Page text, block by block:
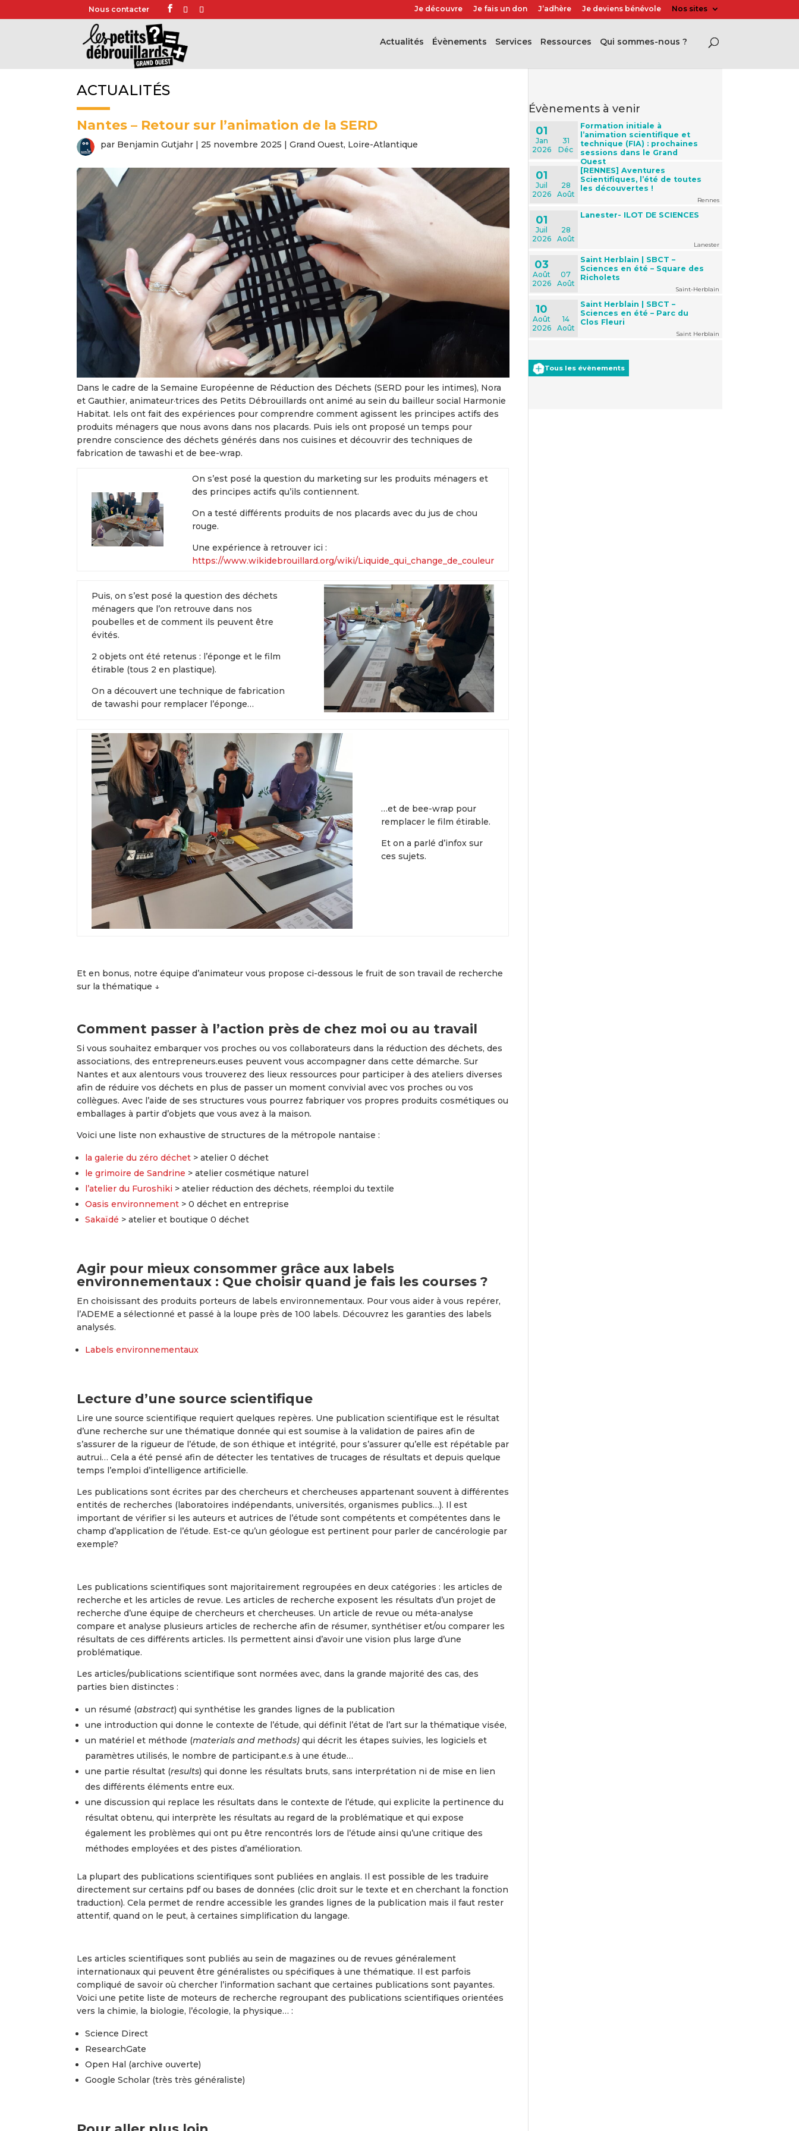
Nous contacter Je découvre Je fais un don J’adhère Je deviens bénévole Nos sites
Actualités évènements Services Ressources Qui sommes-nous ?
ACTUALITÉS
Nantes – Retour sur l’animation de la SERD
par Benjamin Gutjahr | 25 novembre 2025 | Grand Ouest, Loire-Atlantique
Dans le cadre de la Semaine Européenne de Réduction des Déchets (SERD pour les intimes), Nora
et Gauthier, animateur·trices des Petits Débrouillards ont animé au sein du bailleur social Harmonie
Habitat. Iels ont fait des expériences pour comprendre comment agissent les principes actifs des
produits ménagers que nous avons dans nos placards. Puis iels ont proposé un temps pour
prendre conscience des déchets générés dans nos cuisines et découvrir des techniques de
fabrication de tawashi et de bee-wrap.
On s’est posé la question du marketing sur les produits ménagers et
des principes actifs qu’ils contiennent.
On a testé différents produits de nos placards avec du jus de chou
rouge.
Une expérience à retrouver ici :
https://www.wikidebrouillard.org/wiki/Liquide_qui_change_de_couleur
Puis, on s’est posé la question des déchets
ménagers que l’on retrouve dans nos
poubelles et de comment ils peuvent être
évités.
2 objets ont été retenus : l’éponge et le film
étirable (tous 2 en plastique).
On a découvert une technique de fabrication
de tawashi pour remplacer l’éponge…
…et de bee-wrap pour
remplacer le film étirable.
Et on a parlé d’infox sur
ces sujets.
Et en bonus, notre équipe d’animateur vous propose ci-dessous le fruit de son travail de recherche
sur la thématique ↓
Comment passer à l’action près de chez moi ou au travail
Si vous souhaitez embarquer vos proches ou vos collaborateurs dans la réduction des déchets, des
associations, des entrepreneurs.euses peuvent vous accompagner dans cette démarche. Sur
Nantes et aux alentours vous trouverez des lieux ressources pour participer à des ateliers diverses
afin de réduire vos déchets en plus de passer un moment convivial avec vos proches ou vos
collègues. Avec l’aide de ses structures vous pourrez fabriquer vos propres produits cosmétiques ou
emballages à partir d’objets que vous avez à la maison.
Voici une liste non exhaustive de structures de la métropole nantaise :
la galerie du zéro déchet > atelier 0 déchet
le grimoire de Sandrine > atelier cosmétique naturel
l’atelier du Furoshiki > atelier réduction des déchets, réemploi du textile
Oasis environnement > 0 déchet en entreprise
Sakaïdé > atelier et boutique 0 déchet
Agir pour mieux consommer grâce aux labels
environnementaux : Que choisir quand je fais les courses ?
En choisissant des produits porteurs de labels environnementaux. Pour vous aider à vous repérer,
l’ADEME a sélectionné et passé à la loupe près de 100 labels. Découvrez les garanties des labels
analysés.
Labels environnementaux
Lecture d’une source scientifique
Lire une source scientifique requiert quelques repères. Une publication scientifique est le résultat
d’une recherche sur une thématique donnée qui est soumise à la validation de paires afin de
s’assurer de la rigueur de l’étude, de son éthique et intégrité, pour s’assurer qu’elle est répétable par
autrui… Cela a été pensé afin de détecter les tentatives de trucages de résultats et depuis quelque
temps l’emploi d’intelligence artificielle.
Les publications sont écrites par des chercheurs et chercheuses appartenant souvent à différentes
entités de recherches (laboratoires indépendants, universités, organismes publics…). Il est
important de vérifier si les auteurs et autrices de l’étude sont compétents et compétentes dans le
champ d’application de l’étude. Est-ce qu’un géologue est pertinent pour parler de cancérologie par
exemple?
Les publications scientifiques sont majoritairement regroupées en deux catégories : les articles de
recherche et les articles de revue. Les articles de recherche exposent les résultats d’un projet de
recherche d’une équipe de chercheurs et chercheuses. Un article de revue ou méta-analyse
compare et analyse plusieurs articles de recherche afin de résumer, synthétiser et/ou comparer les
résultats de ces différents articles. Ils permettent ainsi d’avoir une vision plus large d’une
problématique.
Les articles/publications scientifique sont normées avec, dans la grande majorité des cas, des
parties bien distinctes :
un résumé (abstract) qui synthétise les grandes lignes de la publication
une introduction qui donne le contexte de l’étude, qui définit l’état de l’art sur la thématique visée,
un matériel et méthode (materials and methods) qui décrit les étapes suivies, les logiciels et
paramètres utilisés, le nombre de participant.e.s à une étude…
une partie résultat (results) qui donne les résultats bruts, sans interprétation ni de mise en lien
des différents éléments entre eux.
une discussion qui replace les résultats dans le contexte de l’étude, qui explicite la pertinence du
résultat obtenu, qui interprète les résultats au regard de la problématique et qui expose
également les problèmes qui ont pu être rencontrés lors de l’étude ainsi qu’une critique des
méthodes employées et des pistes d’amélioration.
La plupart des publications scientifiques sont publiées en anglais. Il est possible de les traduire
directement sur certains pdf ou bases de données (clic droit sur le texte et en cherchant la fonction
traduction). Cela permet de rendre accessible les grandes lignes de la publication mais il faut rester
attentif, quand on le peut, à certaines simplification du langage.
Les articles scientifiques sont publiés au sein de magazines ou de revues généralement
internationaux qui peuvent être généralistes ou spécifiques à une thématique. Il est parfois
compliqué de savoir où chercher l’information sachant que certaines publications sont payantes.
Voici une petite liste de moteurs de recherche regroupant des publications scientifiques orientées
vers la chimie, la biologie, l’écologie, la physique… :
Science Direct
ResearchGate
Open Hal (archive ouverte)
Google Scholar (très très généraliste)
évènements à venir
01
Jan
2026
31
Déc
Formation initiale à
l’animation scientifique et
technique (FIA) : prochaines
sessions dans le Grand
Ouest
01
Juil
2026
28
Août
[RENNES] Aventures
Scientifiques, l’été de toutes
les découvertes !
Rennes
01
Juil
2026
28
Août
Lanester- ILOT DE SCIENCES
Lanester
03
Août
2026
07
Août
Saint Herblain | SBCT –
Sciences en été – Square des
Richolets
Saint-Herblain
10
Août
2026
14
Août
Saint Herblain | SBCT –
Sciences en été – Parc du
Clos Fleuri
Saint Herblain
Tous les évènements